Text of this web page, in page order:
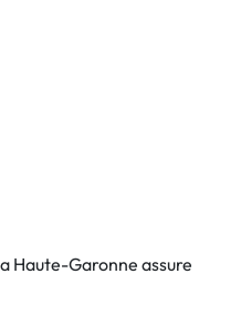
Haute-Garonne assure